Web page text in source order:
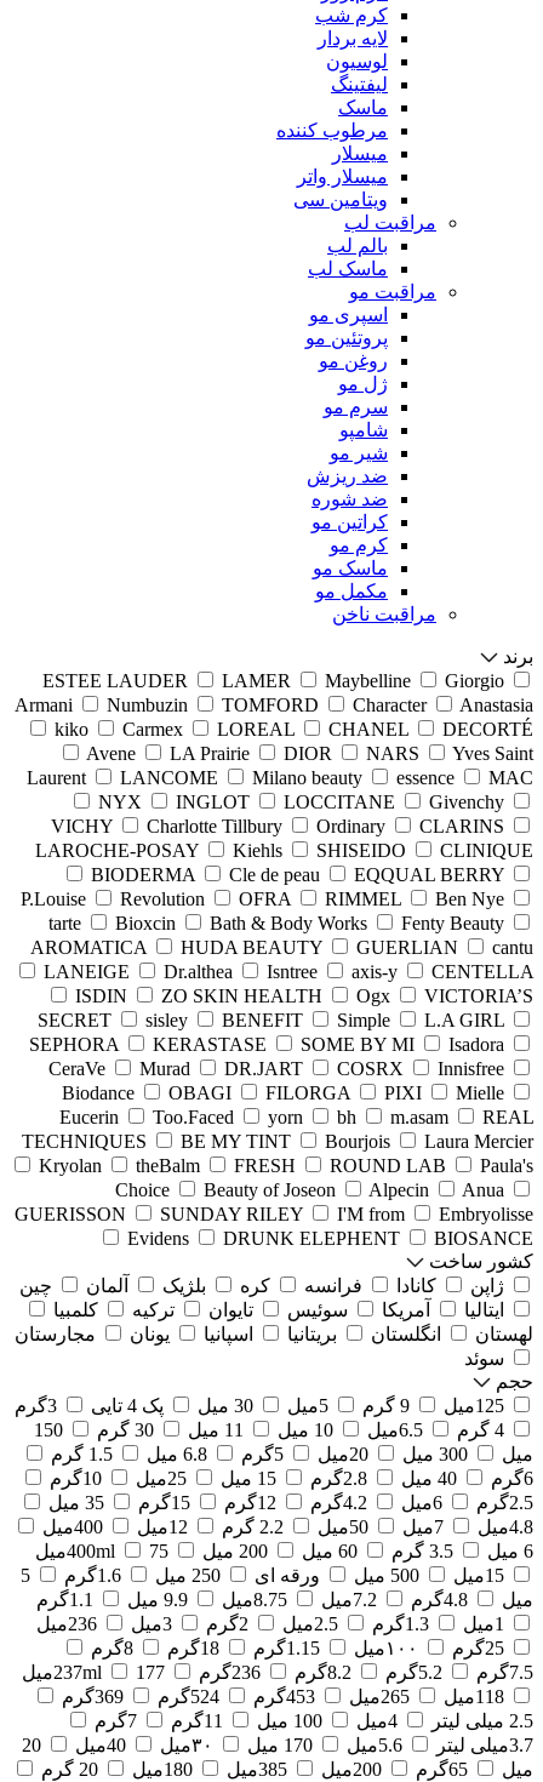
کرم شب
لایه بردار
لوسیون
لیفتینگ
ماسک
مرطوب کننده
میسلار
میسلار واتر
ویتامین سی
مراقبت لب
بالم لب
ماسک لب
مراقبت مو
اسپری مو
پروتئین مو
روغن مو
ژل مو
سرم مو
شامپو
شیر مو
ضد ریزش
ضد شوره
کراتین مو
کرم مو
ماسک مو
مکمل مو
مراقبت ناخن
برند
ESTEE LAUDER
LAMER Maybelline
Giorgio
Armani
Numbuzin TOMFORD Character
Anastasia
kiko
Carmex LOREAL CHANEL
DECORTÉ
Avene
LA Prairie DIOR NARS
Yves Saint
Laurent
LANCOME Milano beauty essence
MAC
NYX
INGLOT LOCCITANE
Givenchy
VICHY
Charlotte Tillbury Ordinary
CLARINS
LAROCHE-POSAY
Kiehls SHISEIDO
CLINIQUE
BIODERMA
Cle de peau
EQQUAL BERRY
P.Louise
Revolution OFRA RIMMEL
Ben Nye
tarte
Bioxcin Bath & Body Works
Fenty Beauty
AROMATICA
HUDA BEAUTY GUERLIAN
cantu
LANEIGE
Dr.althea Isntree axis-y
CENTELLA
ISDIN
ZO SKIN HEALTH Ogx
VICTORIA’S
SECRET
sisley BENEFIT Simple
L.A GIRL
SEPHORA
KERASTASE SOME BY MI
Isadora
CeraVe
Murad DR.JART COSRX
Innisfree
Biodance
OBAGI FILORGA PIXI
Mielle
Eucerin
Too.Faced yorn bh m.asam
REAL
TECHNIQUES
BE MY TINT Bourjois
Laura Mercier
Kryolan
theBalm FRESH ROUND LAB
Paula's
Choice
Beauty of Joseon Alpecin
Anua
GUERISSON
SUNDAY RILEY I'M from
Embryolisse
Evidens
DRUNK ELEPHENT
BIOSANCE
کشور ساخت
ژاپن
کانادا فرانسه کره بلژیک آلمان
چین
ایتالیا
آمریکا سوئیس تایوان ترکیه
کلمبیا
لهستان
انگلستان بریتانیا اسپانیا یونان
مجارستان
سوئد
حجم
125میل
9 گرم 5میل 30 میل پک 4 تایی
3گرم
4 گرم
6.5میل 10 میل 11 میل 30 گرم
150
میل
300 میل 20میل 5گرم 6.8 میل
1.5 گرم
6گرم
40 میل 2.8گرم 15 میل 25میل
10گرم
2.5گرم
6میل 4.2گرم 12گرم 15گرم
35 میل
4.8میل
7میل 50میل 2.2 گرم 12میل
400میل
6 میل
3.5 گرم 60 میل 200 میل 400ml
75میل
15میل
500 میل ورقه ای 250 میل 1.6گرم
5
میل
4.8گرم 7.2میل 8.75میل 9.9 میل
1.1گرم
1میل
1.3گرم 2.5میل 2گرم 3میل
236میل
25گرم
۱۰۰میل 1.15گرم 18گرم
8گرم
7.5گرم
5.2گرم 8.2گرم 236گرم 237ml
177میل
118میل
265میل 453گرم 524گرم
369گرم
2.5 میلی لیتر
4میل 100 میل 11گرم
7گرم
3.7میلی لیتر
5.6میل 170 میل ۳۰میل 40میل
20
میل
65گرم 200میل 385میل 180میل
20 گرم